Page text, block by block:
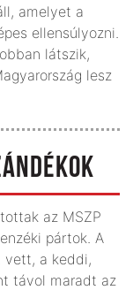
amelyet a
ellensúlyozni.
látszik,
lesz
az MSZP
pártok. A
vett, a keddi,
távol maradt az